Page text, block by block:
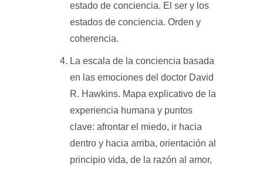
estado de conciencia. El ser y los
estados de conciencia. Orden y
coherencia.
La escala de la conciencia basada
en las emociones del doctor David
R. Hawkins. Mapa explicativo de la
experiencia humana y puntos
clave: afrontar el miedo, ir hacia
dentro y hacia arriba, orientación al
principio vida, de la razón al amor,